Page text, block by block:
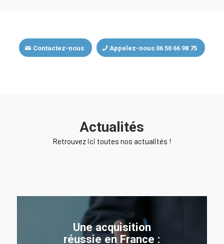
Contactez-nous Appelez-nous 06 50 66 98 75
Actualités
Retrouvez ici toutes nos actualités !
Une acquisition
réussie en France :